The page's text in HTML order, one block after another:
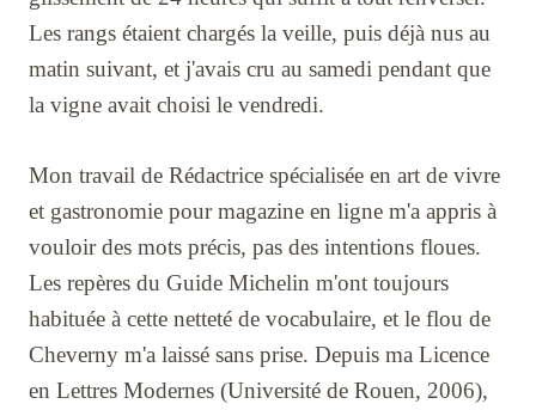
Les rangs étaient chargés la veille, puis déjà nus au
matin suivant, et j'avais cru au samedi pendant que
la vigne avait choisi le vendredi.
Mon travail de Rédactrice spécialisée en art de vivre
et gastronomie pour magazine en ligne m'a appris à
vouloir des mots précis, pas des intentions floues.
Les repères du Guide Michelin m'ont toujours
habituée à cette netteté de vocabulaire, et le flou de
Cheverny m'a laissé sans prise. Depuis ma Licence
en Lettres Modernes (Université de Rouen, 2006),